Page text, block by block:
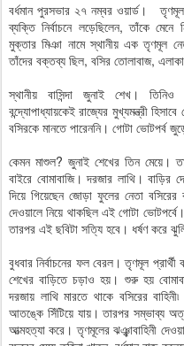
বর্ধমান পুরসভার ২৭ নম্বর ওয়ার্ড। তৃণমূল
ব্যক্তি নির্বাচনে লড়েছিলেন, তাঁকে
মুক্তার মিঞা নামে স্থানীয় এক তৃণমূল
তাঁদের বক্তব্য ছিল, বসির তোলাবাজ,
স্থানীয় বাসিন্দা জুনাই শেখ।
বন্দ্যোপাধ্যায়কেই রাজ্যের মুখ্যমন্ত্রী
বসিরকে মানতে পারেননি। গোটা ভোটপর্ব
কেমন মাশুল? জুনাই শেখের তিন মেয়ে।
বাইরে বোমাবাজি। দরজার লাথি। বাড়ির
দিয়ে গিয়েছেন জোড়া ফুলের নেতা বসিরের
দেওয়ালে নিয়ে থাকছিল এই গোটা
তারপর এই ছবিটা সত্যি হবে। ধর্ষণ করে
বুধবার নির্বাচনের ফল বেরল। তৃণমূল
শেখের বাড়িতে চড়াও হয়। শুরু হয়
দরজায় লাথি মারতে থাকে বসিরের
আতঙ্কে সিঁটিয়ে যায়। তারপর সম্ভাব্য
আত্মহত্যা করে। তৃণমূলের ঝঞ্ঝাবাহিনী